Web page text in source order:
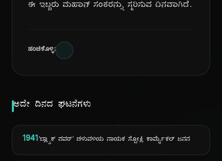
ಈ ಇಬ್ಬರು ಮಹಾನ್ ಸಂತರನ್ನು ಸ್ಮರಿಸುವ ದಿನವಾಗಿದೆ.
ಹಂಚಿಕೊಳ್ಳಿ:
ಅದೇ ದಿನದ ಘಟನೆಗಳು
1941'ಬ್ಲ್ಯಾಕ್ ಪವರ್' ಚಳುವಳಿಯ ನಾಯಕ ಸ್ಟೋಕ್ಲಿ ಕಾರ್ಮೈಕಲ್ ಜನನ